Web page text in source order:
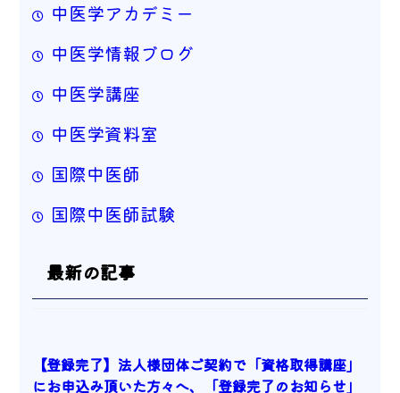
中医学アカデミー
中医学情報ブログ
中医学講座
中医学資料室
国際中医師
国際中医師試験
最新の記事
【登録完了】法人様団体ご契約で「資格取得講座」
にお申込み頂いた方々へ、「登録完了のお知らせ」